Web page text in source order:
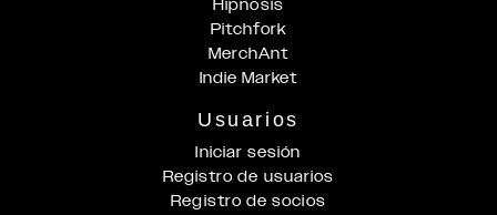
Hipnosis
Pitchfork
MerchAnt
Indie Market
Usuarios
Iniciar sesión
Registro de usuarios
Registro de socios